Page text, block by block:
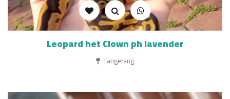
Leopard het Clown ph lavender
Tangerang